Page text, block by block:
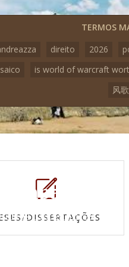
TERMOS
direito 2026
is world of warcraft
风
DISSERTAÇÕES
Mapas e
topográficas